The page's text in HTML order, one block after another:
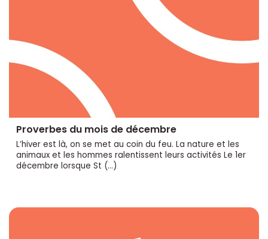
Proverbes du mois de décembre
L’hiver est là, on se met au coin du feu. La nature et les
animaux et les hommes ralentissent leurs activités Le 1er
décembre lorsque St (…)